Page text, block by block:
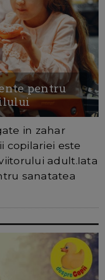
pentru
in zahar
copilariei este
adult.Iata
sanatatea